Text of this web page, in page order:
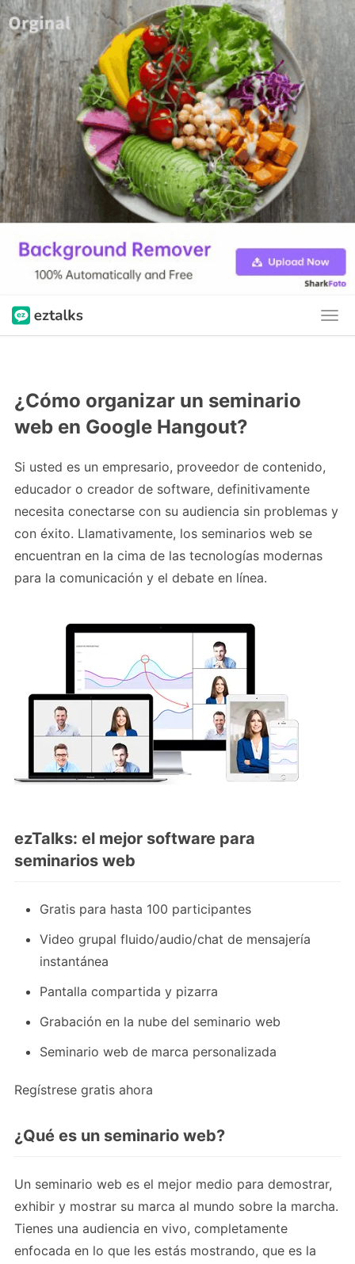
¿Cómo organizar un seminario
web en Google Hangout?
Si usted es un empresario, proveedor de contenido,
educador o creador de software, definitivamente
necesita conectarse con su audiencia sin problemas y
con éxito. Llamativamente, los seminarios web se
encuentran en la cima de las tecnologías modernas
para la comunicación y el debate en línea.
ezTalks: el mejor software para
seminarios web
Gratis para hasta 100 participantes
Video grupal fluido/audio/chat de mensajería
instantánea
Pantalla compartida y pizarra
Grabación en la nube del seminario web
Seminario web de marca personalizada
Regístrese gratis ahora
¿Qué es un seminario web?
Un seminario web es el mejor medio para demostrar,
exhibir y mostrar su marca al mundo sobre la marcha.
Tienes una audiencia en vivo, completamente
enfocada en lo que les estás mostrando, que es la